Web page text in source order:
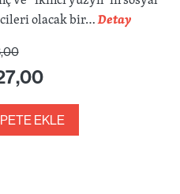
olacak bir…Detay
EKLE